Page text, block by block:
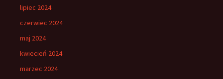
lipiec 2024
czerwiec 2024
maj 2024
kwiecień 2024
marzec 2024